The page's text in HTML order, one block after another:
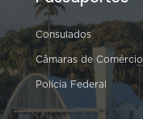
Consulados
Câmaras de Comércio
Polícia Federal